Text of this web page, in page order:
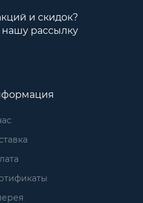
и скидок?
рассылку